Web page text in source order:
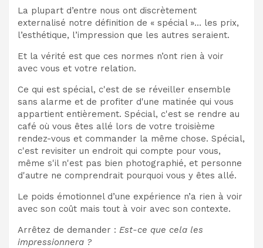
La plupart d’entre nous ont discrètement
externalisé notre définition de « spécial »… les prix,
l’esthétique, l’impression que les autres seraient.
Et la vérité est que ces normes n’ont rien à voir
avec vous et votre relation.
Ce qui est spécial, c'est de se réveiller ensemble
sans alarme et de profiter d'une matinée qui vous
appartient entièrement. Spécial, c'est se rendre au
café où vous êtes allé lors de votre troisième
rendez-vous et commander la même chose. Spécial,
c'est revisiter un endroit qui compte pour vous,
même s'il n'est pas bien photographié, et personne
d'autre ne comprendrait pourquoi vous y êtes allé.
Le poids émotionnel d’une expérience n’a rien à voir
avec son coût mais tout à voir avec son contexte.
Arrêtez de demander : Est-ce que cela les
impressionnera ?